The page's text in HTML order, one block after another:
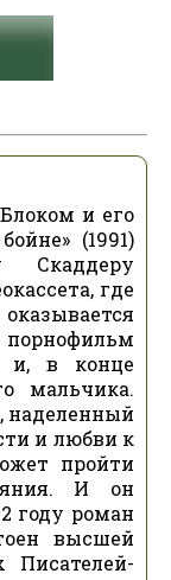
и его
(1991)
Скаддеру
где
порнофильм
и, в конце
мальчика.
наделенный
и любви к
пройти
И он
году роман
высшей
Писателей-